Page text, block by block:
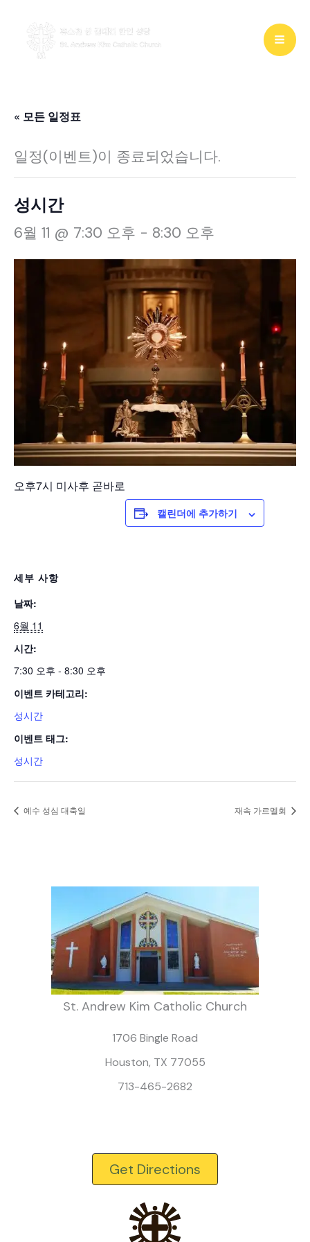
« 모든 일정표
일정(이벤트)이 종료되었습니다.
성시간
6월 11 @ 7:30 오후 - 8:30 오후
오후7시 미사후 곧바로
캘린더에 추가하기
세부 사항
날짜:
6월 11
시간:
7:30 오후 - 8:30 오후
이벤트 카테고리:
성시간
이벤트 태그:
성시간
예수 성심 대축일 재속 가르멜회
St. Andrew Kim Catholic Church
1706 Bingle Road
Houston, TX 77055
713-465-2682
Get Directions